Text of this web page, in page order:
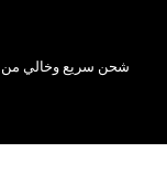
شحن سريع وخالي من